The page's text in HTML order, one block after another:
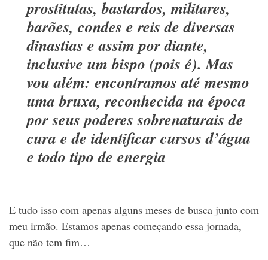
prostitutas, bastardos, militares,
barões, condes e reis de diversas
dinastias e assim por diante,
inclusive um bispo (pois é). Mas
vou além: encontramos até mesmo
uma bruxa, reconhecida na época
por seus poderes sobrenaturais de
cura e de identificar cursos d’água
e todo tipo de energia
E tudo isso com apenas alguns meses de busca junto com
meu irmão. Estamos apenas começando essa jornada,
que não tem fim…